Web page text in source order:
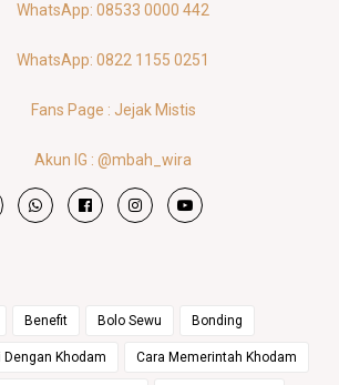
WhatsApp: 08533 0000 442
WhatsApp: 0822 1155 0251
Fans Page : Jejak Mistis
Akun IG : @mbah_wira
Benefit Bolo Sewu Bonding
Khodam Cara Memerintah Khodam